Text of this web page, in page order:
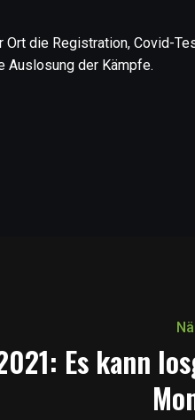
die Registration, Covid-
Auslosung der Kämpfe.
Es kann